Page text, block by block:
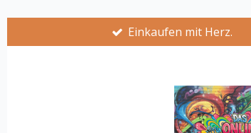
springen
Einkaufen mit Herz.